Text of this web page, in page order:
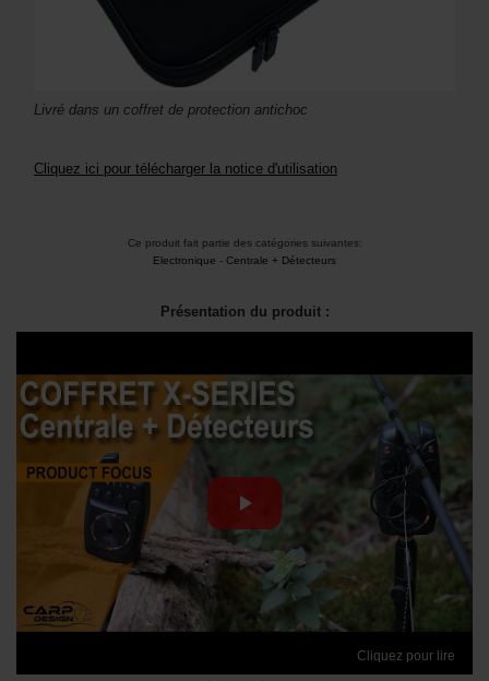
Livré dans un coffret de protection antichoc
Cliquez ici pour télécharger la notice d'utilisation
Ce produit fait partie des catégories suivantes:
Electronique - Centrale + Détecteurs
Présentation du produit :
Cliquez pour lire